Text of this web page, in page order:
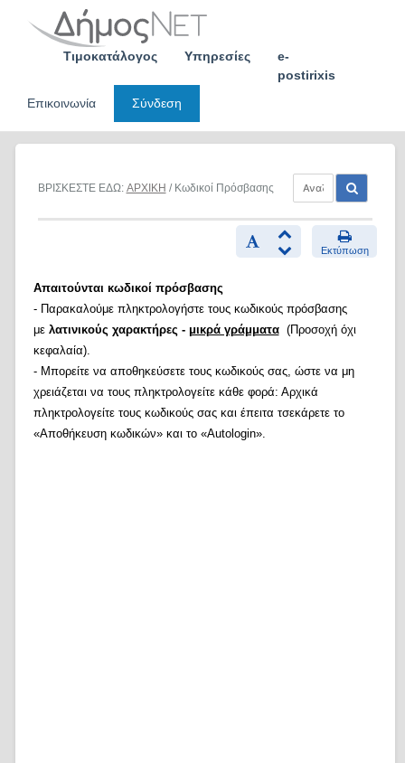
Τιμοκατάλογος Υπηρεσίες
e-
postirixis
Επικοινωνία
Σύνδεση
ΒΡΙΣΚΕΣΤΕ ΕΔΩ: ΑΡΧΙΚΗ / Κωδικοί Πρόσβασης
Εκτύπωση
Απαιτούνται κωδικοί πρόσβασης
- Παρακαλούμε πληκτρολογήστε τους κωδικούς πρόσβασης
με λατινικούς χαρακτήρες - μικρά γράμματα(Προσοχή όχι
κεφαλαία).
- Μπορείτε να αποθηκεύσετε τους κωδικούς σας, ώστε να μη
χρειάζεται να τους πληκτρολογείτε κάθε φορά: Αρχικά
πληκτρολογείτε τους κωδικούς σας και έπειτα τσεκάρετε το
«Αποθήκευση κωδικών» και το «Autologin».